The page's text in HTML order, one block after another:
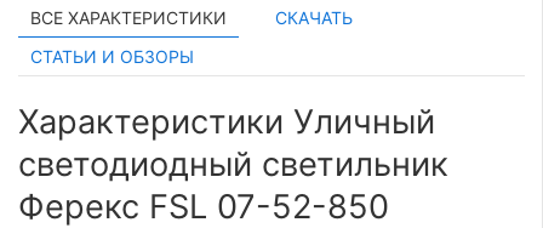
ВСЕ ХАРАКТЕРИСТИКИ
СКАЧАТЬ
СТАТЬИ И ОБЗОРЫ
Характеристики Уличный
светодиодный светильник
Ферекс FSL 07-52-850